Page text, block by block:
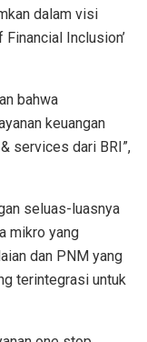
dalam visi
Financial Inclusion’
bahwa
keuangan
services dari BRI”,
seluas-luasnya
mikro yang
dan PNM yang
terintegrasi untuk